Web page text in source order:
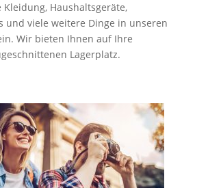
Kleidung, Haushaltsgeräte,
und viele weitere Dinge in unseren
Wir bieten Ihnen auf Ihre
Lagerplatz.